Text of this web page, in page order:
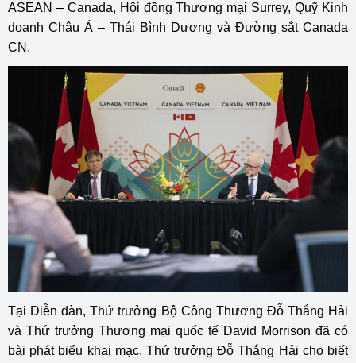
ASEAN – Canada, Hội đồng Thương mại Surrey, Quỹ Kinh
doanh Châu Á – Thái Bình Dương và Đường sắt Canada
CN.
Tại Diễn đàn, Thứ trưởng Bộ Công Thương Đỗ Thắng Hải
và Thứ trưởng Thương mại quốc tế David Morrison đã có
bài phát biểu khai mạc. Thứ trưởng Đỗ Thắng Hải cho biết